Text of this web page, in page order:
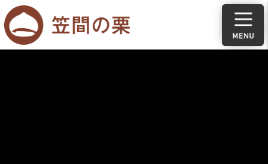
笠間の栗ホームページ